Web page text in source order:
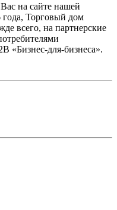
на сайте нашей
года, Торговый дом
всего, на партнерские
«Бизнес-для-бизнеса».